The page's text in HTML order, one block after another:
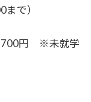
で）
700円 ※未就学